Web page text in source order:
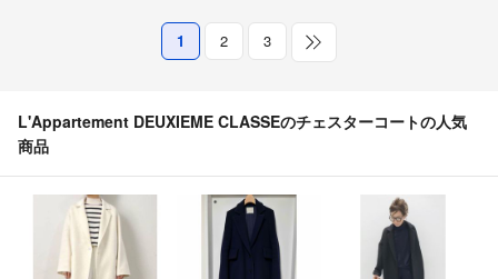
1 2 3
L'Appartement DEUXIEME CLASSEのチェスターコートの人気
商品